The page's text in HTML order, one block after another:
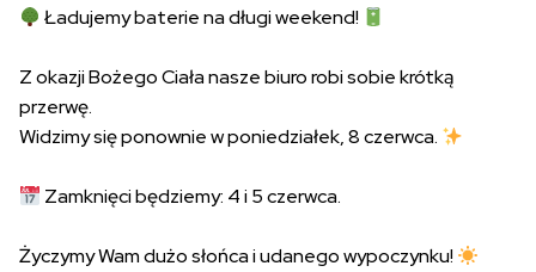
Ładujemy baterie na długi weekend!
Z okazji Bożego Ciała nasze biuro robi sobie krótką
przerwę.
Widzimy się ponownie w poniedziałek, 8 czerwca.
Zamknięci będziemy: 4 i 5 czerwca.
Życzymy Wam dużo słońca i udanego wypoczynku!